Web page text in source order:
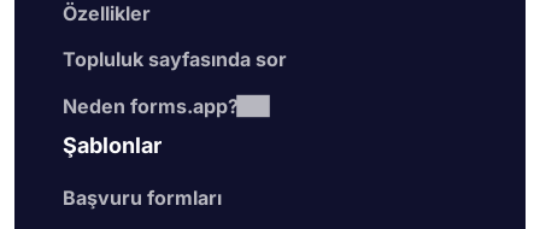
Özellikler
Topluluk sayfasında sor
Neden forms.app?
Şablonlar
Başvuru formları